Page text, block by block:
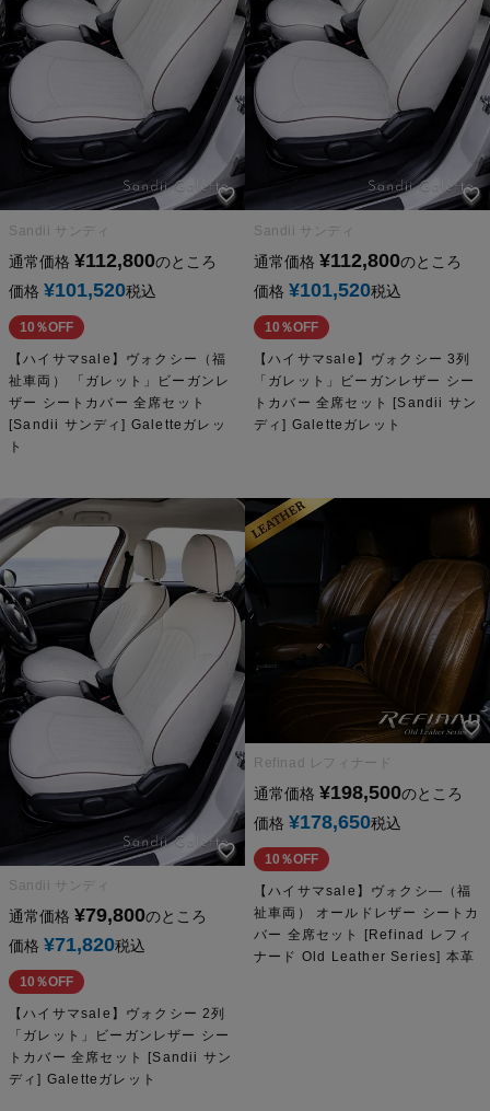
Sandii サンディ
通常価格 ¥112,800のところ
価格 ¥101,520税込
10％OFF
【ハイサマsale】ヴォクシー（福
祉車両） 「ガレット」ビーガンレ
ザー シートカバー 全席セット
[Sandii サンディ] Galetteガレッ
ト
Sandii サンディ
通常価格 ¥112,800のところ
価格 ¥101,520税込
10％OFF
【ハイサマsale】ヴォクシー 3列
「ガレット」ビーガンレザー シー
トカバー 全席セット [Sandii サン
ディ] Galetteガレット
Sandii サンディ
通常価格 ¥79,800のところ
価格 ¥71,820税込
10％OFF
【ハイサマsale】ヴォクシー 2列
「ガレット」ビーガンレザー シー
トカバー 全席セット [Sandii サン
ディ] Galetteガレット
Refinad レフィナード
通常価格 ¥198,500のところ
価格 ¥178,650税込
10％OFF
【ハイサマsale】ヴォクシ―（福
祉車両） オールドレザー シートカ
バー 全席セット [Refinad レフィ
ナード Old Leather Series] 本革